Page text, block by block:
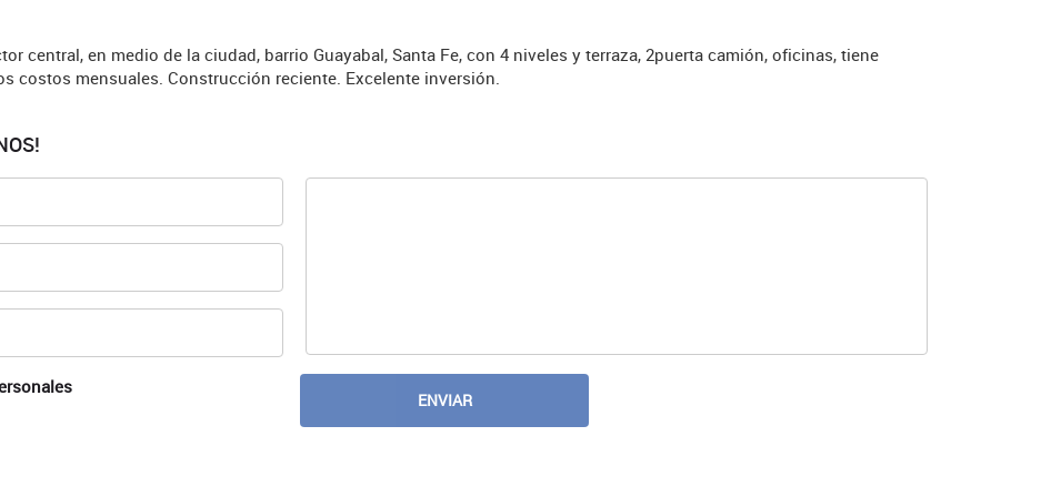
central, en medio de la ciudad, barrio Guayabal, Santa Fe, con 4 niveles y terraza, 2puerta camión, oficinas, tiene
costos mensuales. Construcción reciente. Excelente inversión.